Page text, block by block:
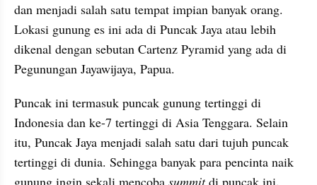
dan menjadi salah satu tempat impian banyak orang.
Lokasi gunung es ini ada di Puncak Jaya atau lebih
dikenal dengan sebutan Cartenz Pyramid yang ada di
Pegunungan Jayawijaya, Papua.
Puncak ini termasuk puncak gunung tertinggi di
Indonesia dan ke-7 tertinggi di Asia Tenggara. Selain
itu, Puncak Jaya menjadi salah satu dari tujuh puncak
tertinggi di dunia. Sehingga banyak para pencinta naik
gunung ingin sekali mencoba summit di puncak ini.